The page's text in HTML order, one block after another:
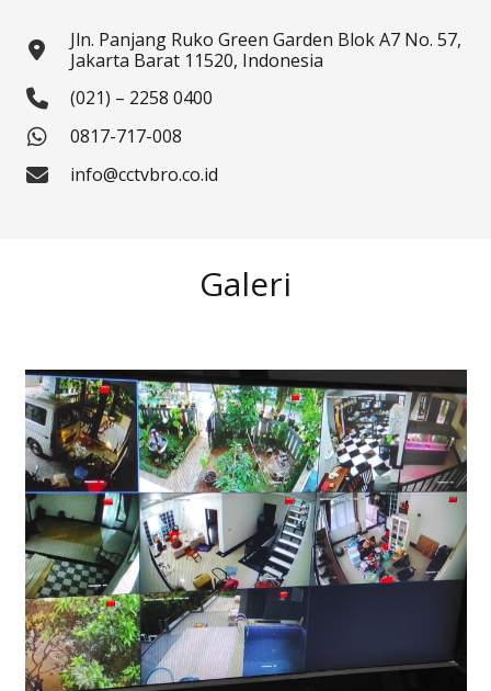
Jln. Panjang Ruko Green Garden Blok A7 No. 57,
Jakarta Barat 11520, Indonesia
(021) – 2258 0400
0817-717-008
info@cctvbro.co.id
Galeri